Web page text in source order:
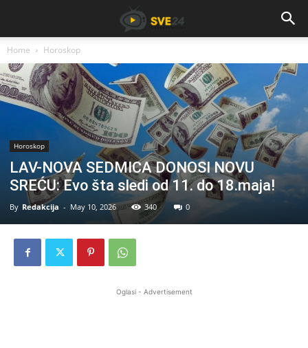
Home Horoskop
Horoskop
LAV-NOVA SEDMICA DONOSI NOVU
SREĆU: Evo šta sledi od 11. do 18.maja!
By Redakcija - May 10, 2026 340 0
Oglasi - Advertisement